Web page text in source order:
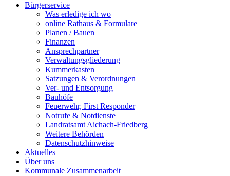
Bürgerservice
Was erledige ich wo
online Rathaus & Formulare
Planen / Bauen
Finanzen
Ansprechpartner
Verwaltungsgliederung
Kummerkasten
Satzungen & Verordnungen
Ver- und Entsorgung
Bauhöfe
Feuerwehr, First Responder
Notrufe & Notdienste
Landratsamt Aichach-Friedberg
Weitere Behörden
Datenschutzhinweise
Aktuelles
Über uns
Kommunale Zusammenarbeit